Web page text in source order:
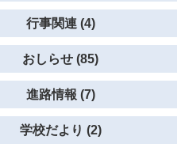
行事関連 (4)
おしらせ (85)
進路情報 (7)
学校だより (2)